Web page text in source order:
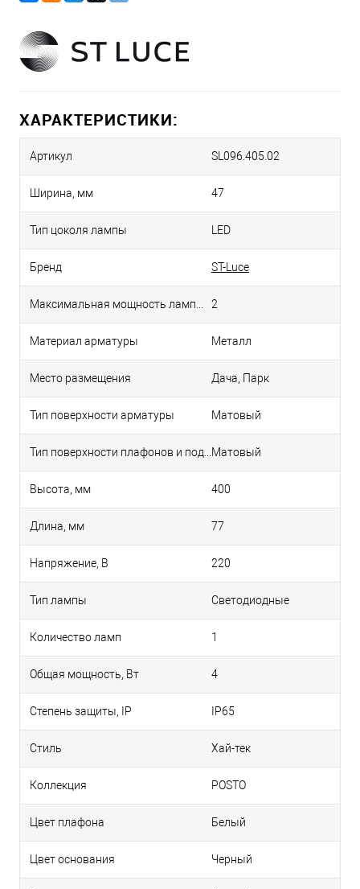
ХАРАКТЕРИСТИКИ:
Артикул SL096.405.02
Ширина, мм 47
Тип цоколя лампы LED
Бренд ST-Luce
Максимальная мощность лампы, Вт 2
Материал арматуры Металл
Место размещения Дача, Парк
Тип поверхности арматуры Матовый
Тип поверхности плафонов и подвесокМатовый
Высота, мм 400
Длина, мм 77
Напряжение, В 220
Тип лампы Светодиодные
Количество ламп 1
Общая мощность, Вт 4
Степень защиты, IP IP65
Стиль Хай-тек
Коллекция POSTO
Цвет плафона Белый
Цвет основания Черный